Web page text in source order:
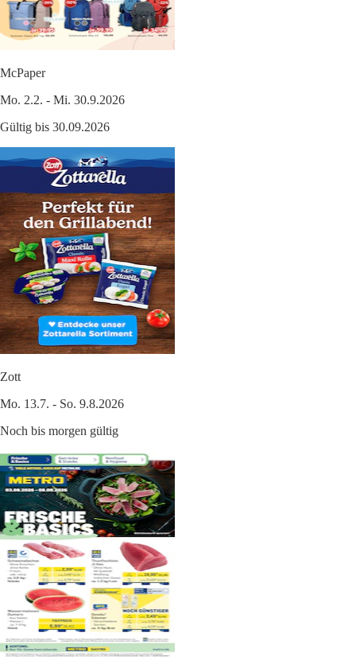
McPaper
Mo. 2.2. - Mi. 30.9.2026
Gültig bis 30.09.2026
Zott
Mo. 13.7. - So. 9.8.2026
Noch bis morgen gültig